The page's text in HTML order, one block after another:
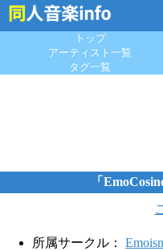
トップ
アーティスト一覧
タグ一覧
「
所属サークル：